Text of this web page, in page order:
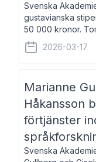
Svenska
gustavianska
50 000 kronor.
projektledare
utkom i fjol med
2026-03-17
Marianne
Håkansson
förtjänster
Svenska